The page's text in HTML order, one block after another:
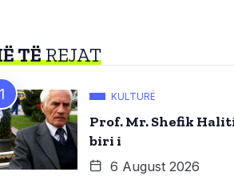
TËREJAT
KULTURË
Prof. Mr. Shefik
biri i
6 August 2026